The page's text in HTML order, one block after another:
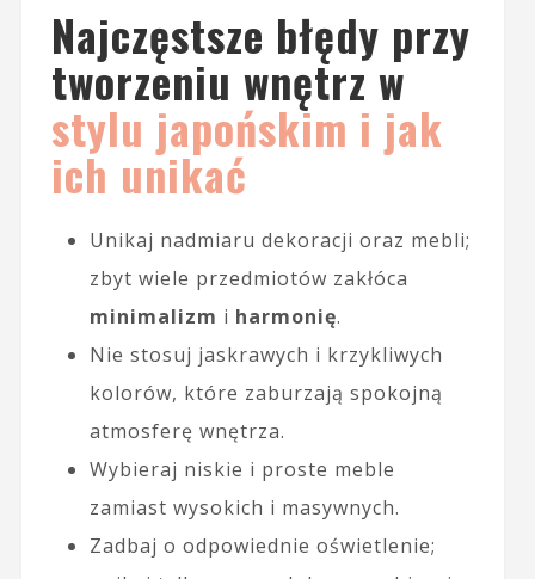
Najczęstsze błędy przy
tworzeniu wnętrz w
stylu japońskim i jak
ich unikać
Unikaj nadmiaru dekoracji oraz mebli;
zbyt wiele przedmiotów zakłóca
minimalizm i harmonię.
Nie stosuj jaskrawych i krzykliwych
kolorów, które zaburzają spokojną
atmosferę wnętrza.
Wybieraj niskie i proste meble
zamiast wysokich i masywnych.
Zadbaj o odpowiednie oświetlenie;